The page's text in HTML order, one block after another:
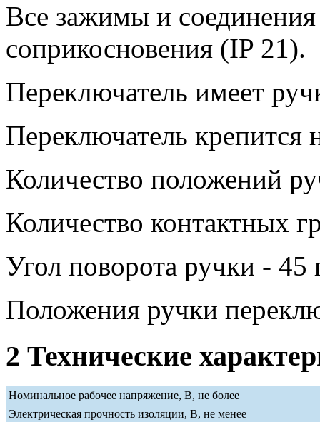
Все зажимы и
соприкосновения (IP 21).
Переключатель имеет
Переключатель
Количество положений
Количество контактных
Угол поворота ручки - 45
Положения ручки
2 Технические
Номинальное рабочее напряжение, В, не более
Электрическая прочность изоляции, В, не менее